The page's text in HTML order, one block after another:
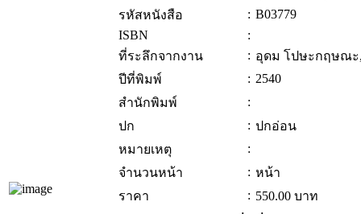
รหัสหนังสือ
: B03779
ISBN
:
ที่ระลึกจากงาน
: อุดม โปษะกฤษณะ
ปีที่พิมพ์
: 2540
สำนักพิมพ์
:
ปก
: ปกอ่อน
หมายเหตุ
:
จำนวนหน้า
: หน้า
ราคา
: 550.00 บาท